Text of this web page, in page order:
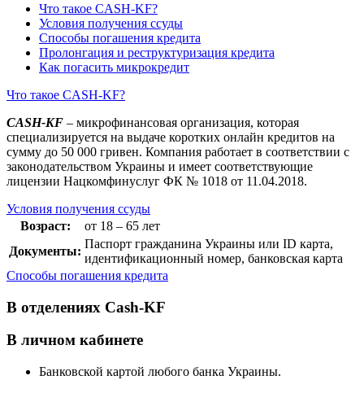
Что такое CASH-KF?
Условия получения ссуды
Способы погашения кредита
Пролонгация и реструктуризация кредита
Как погасить микрокредит
Что такое CASH-KF?
CASH-KF – микрофинансовая организация, которая
специализируется на выдаче коротких онлайн кредитов на
сумму до 50 000 гривен. Компания работает в соответствии с
законодательством Украины и имеет соответствующие
лицензии Нацкомфинуслуг ФК № 1018 от 11.04.2018.
Условия получения ссуды
Возраст:
от 18 – 65 лет
Документы:
Паспорт гражданина Украины или ID карта,
идентификационный номер, банковская карта
Способы погашения кредита
В отделениях Cash-KF
В личном кабинете
Банковской картой любого банка Украины.